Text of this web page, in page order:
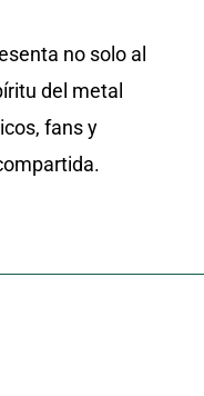
no solo al
del metal
fans y